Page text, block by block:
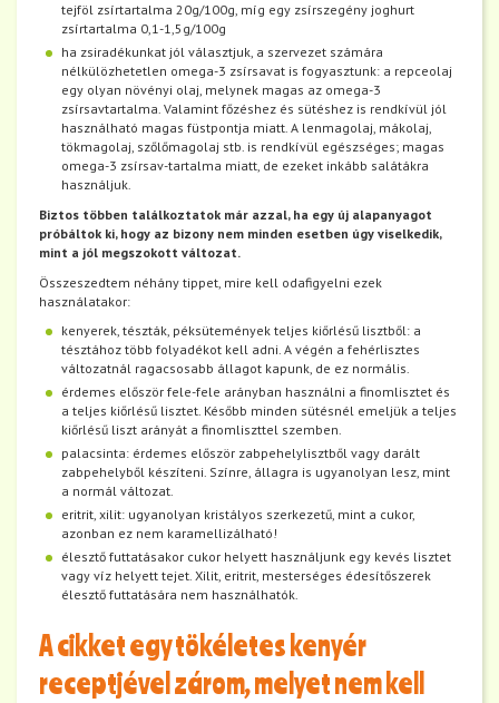
tejföl zsírtartalma 20g/100g, míg egy zsírszegény joghurt
zsírtartalma 0,1-1,5g/100g
ha zsiradékunkat jól választjuk, a szervezet számára
nélkülözhetetlen omega-3 zsírsavat is fogyasztunk: a repceolaj
egy olyan növényi olaj, melynek magas az omega-3
zsírsavtartalma. Valamint főzéshez és sütéshez is rendkívül jól
használható magas füstpontja miatt. A lenmagolaj, mákolaj,
tökmagolaj, szőlőmagolaj stb. is rendkívül egészséges; magas
omega-3 zsírsav-tartalma miatt, de ezeket inkább salátákra
használjuk.
Biztos többen találkoztatok már azzal, ha egy új alapanyagot
próbáltok ki, hogy az bizony nem minden esetben úgy viselkedik,
mint a jól megszokott változat.
Összeszedtem néhány tippet, mire kell odafigyelni ezek
használatakor:
kenyerek, tészták, péksütemények teljes kiőrlésű lisztből: a
tésztához több folyadékot kell adni. A végén a fehérlisztes
változatnál ragacsosabb állagot kapunk, de ez normális.
érdemes először fele-fele arányban használni a finomlisztet és
a teljes kiőrlésű lisztet. Később minden sütésnél emeljük a teljes
kiőrlésű liszt arányát a finomliszttel szemben.
palacsinta: érdemes először zabpehelylisztből vagy darált
zabpehelyből készíteni. Színre, állagra is ugyanolyan lesz, mint
a normál változat.
eritrit, xilit: ugyanolyan kristályos szerkezetű, mint a cukor,
azonban ez nem karamellizálható!
élesztő futtatásakor cukor helyett használjunk egy kevés lisztet
vagy víz helyett tejet. Xilit, eritrit, mesterséges édesítőszerek
élesztő futtatására nem használhatók.
A cikket egy tökéletes kenyér
receptjével zárom, melyet nem kell